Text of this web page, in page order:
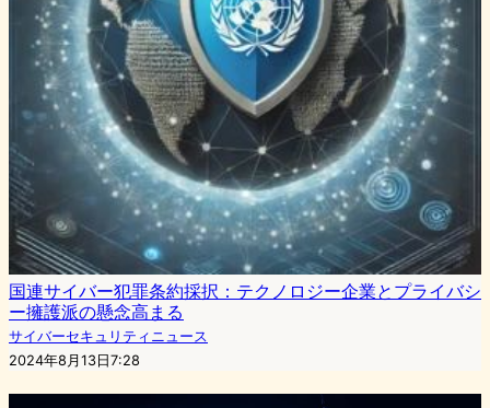
国連サイバー犯罪条約採択：テクノロジー企業とプライバシ
ー擁護派の懸念高まる
サイバーセキュリティニュース
2024年8月13日7:28